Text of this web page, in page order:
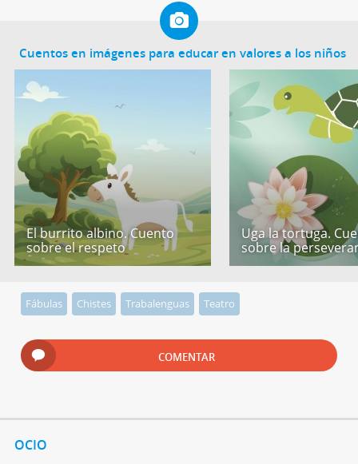
Cuentos en imágenes para educar en valores a los niños
El burrito albino. Cuento
sobre el respeto
Uga la tortuga.
sobre la
Fábulas Chistes Trabalenguas Teatro
COMENTAR
OCIO